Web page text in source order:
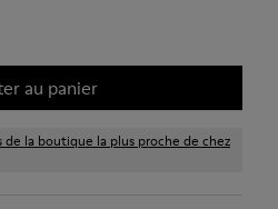
au panier
la boutique la plus proche de chez